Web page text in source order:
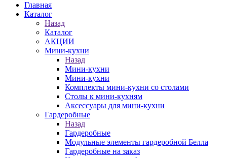
Главная
Каталог
Назад
Каталог
АКЦИИ
Мини-кухни
Назад
Мини-кухни
Мини-кухни
Комплекты мини-кухни со столами
Столы к мини-кухням
Аксессуары для мини-кухни
Гардеробные
Назад
Гардеробные
Модульные элементы гардеробной Белла
Гардеробные на заказ